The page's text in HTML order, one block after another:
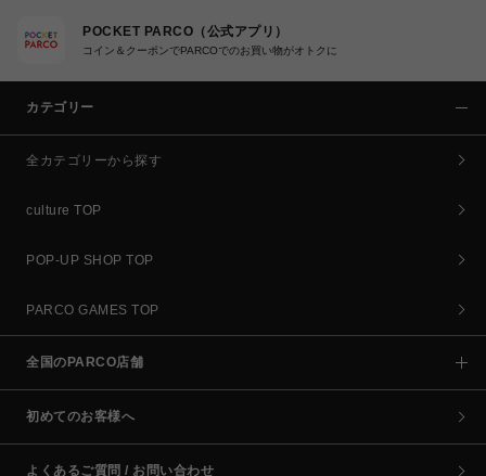
POCKET PARCO（公式アプリ）
コイン＆クーポンでPARCOでのお買い物がオトクに
カテゴリー
全カテゴリーから探す
culture TOP
POP-UP SHOP TOP
PARCO GAMES TOP
全国のPARCO店舗
初めてのお客様へ
よくあるご質問 / お問い合わせ